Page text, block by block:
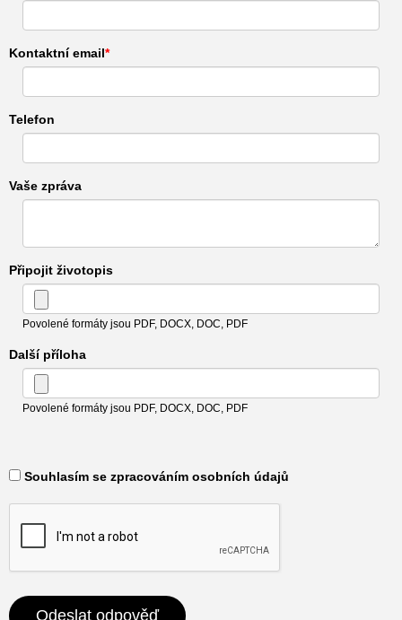
Kontaktní email
Telefon
Vaše zpráva
Připojit životopis
Povolené formáty jsou PDF, DOCX, DOC, PDF
Další příloha
Povolené formáty jsou PDF, DOCX, DOC, PDF
​ Souhlasím se zpracováním osobních údajů